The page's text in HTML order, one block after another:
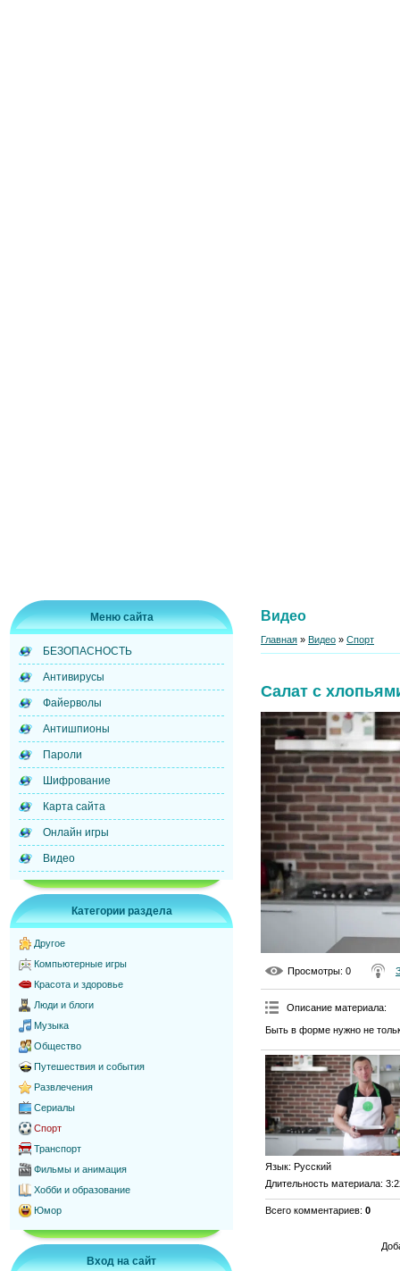
Меню сайта
БЕЗОПАСНОСТЬ
Антивирусы
Файерволы
Антишпионы
Пароли
Шифрование
Карта сайта
Онлайн игры
Видео
Категории раздела
Другое
Компьютерные игры
Красота и здоровье
Люди и блоги
Музыка
Общество
Путешествия и события
Развлечения
Сериалы
Спорт
Транспорт
Фильмы и анимация
Хобби и образование
Юмор
Вход на сайт
Видео
Главная » Видео » Спорт
Салат с
Просмотры: 0
Описание материала:
Быть в форме нужно не
Язык: Русский
Длительность материала:
Всего комментариев: 0